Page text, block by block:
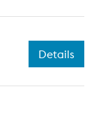
Details